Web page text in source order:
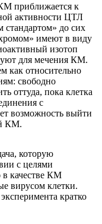
приближается к
активности ЦТЛ
стандартом» до сих
имеют в виду
изотоп
для мечения КМ.
как относительно
свободно
оттуда, пока клетка
с
возможность выйти
КМ.
которую
с целями
в качестве КМ
вирусом клетки.
кратко